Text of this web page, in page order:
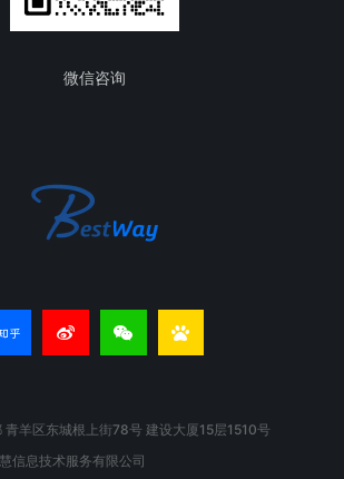
微信咨询
青羊区东城根上街78号 建设大厦15层1510号
信息技术服务有限公司